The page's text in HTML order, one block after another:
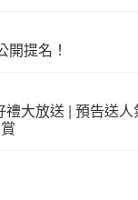
提名！
大放送 | 預告送人